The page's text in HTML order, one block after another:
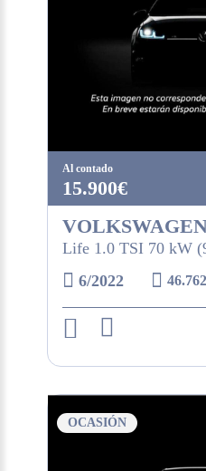
Al contado
15.900€
Life 1.0 TSI 70 kW
6/2022
OCASIÓN